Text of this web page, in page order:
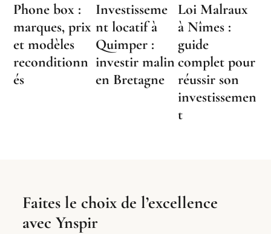
Phone box :
marques, prix
et modèles
reconditionn
és
Investisseme
nt locatif à
Quimper :
investir malin
en Bretagne
Loi Malraux
à Nîmes :
guide
complet pour
réussir son
investissemen
t
Faites le choix de l’excellence
avec Ynspir